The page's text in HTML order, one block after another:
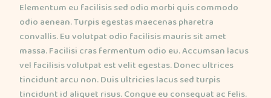
Elementum eu facilisis sed odio morbi quis commodo
odio aenean. Turpis egestas maecenas pharetra
convallis. Eu volutpat odio facilisis mauris sit amet
massa. Facilisi cras fermentum odio eu. Accumsan lacus
vel facilisis volutpat est velit egestas. Donec ultrices
tincidunt arcu non. Duis ultricies lacus sed turpis
tincidunt id aliquet risus. Congue eu consequat ac felis.